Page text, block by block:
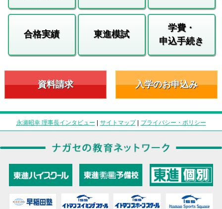
合格実績 東進模試
学費・
申込手続き
資料請求 入学のお申込み
永瀬昭幸 理事長インタビュー | サイトマップ| プライバシー・ポリシー